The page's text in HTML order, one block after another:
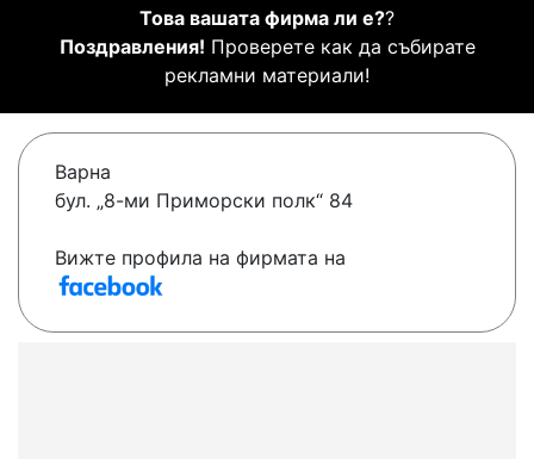
Това вашата фирма ли е??
Поздравления! Проверете как да събирате
рекламни материали!
Варна
бул. „8-ми Приморски полк“ 84
Вижте профила на фирмата на